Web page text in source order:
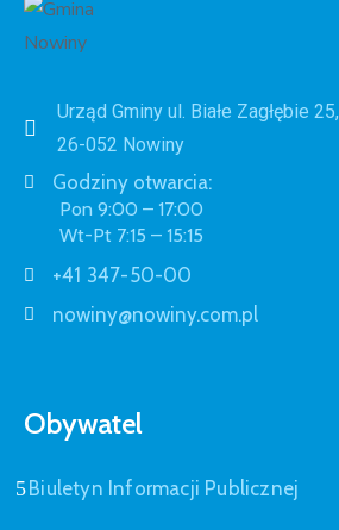
Urząd Gminy ul. Białe Zagłębie 25,
26-052 Nowiny
Godziny otwarcia:
Pon 9:00 – 17:00
Wt-Pt 7:15 – 15:15
+41 347-50-00
nowiny@nowiny.com.pl
Obywatel
Biuletyn Informacji Publicznej